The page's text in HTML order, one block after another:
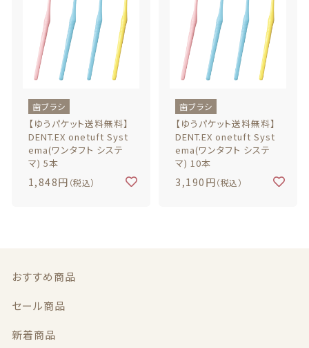
歯ブラシ
【ゆうパケット送料無料】
DENT.EX onetuft Syst
ema(ワンタフト システ
マ) 5本
1,848円 （税込）
歯ブラシ
【ゆうパケット送料無料】
DENT.EX onetuft Syst
ema(ワンタフト システ
マ) 10本
3,190円（税込）
おすすめ商品
セール商品
新着商品